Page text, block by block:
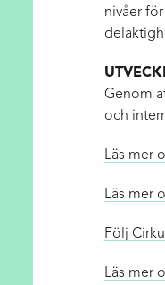
nivåer
Genom
och
Läs mer
Läs mer
Följ
Läs mer